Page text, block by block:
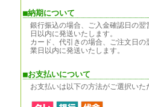
■納期について
銀行振込の場合、ご入金確認日の翌
日以内に発送いたします。
カード、代引きの場合、ご注文日の
業日以内に発送いたします。
■お支払いについて
お支払いは以下の方法がご選択いた